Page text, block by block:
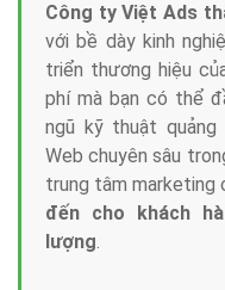
Công ty Việt Ads
với bề dày kinh
triển thương hiệu
phí mà bạn có thể
ngũ kỹ thuật
Web chuyên sâu
trung tâm marketing
đến cho khách
lượng.